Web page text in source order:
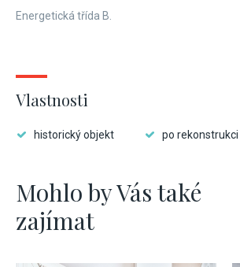
Energetická třída B.
Vlastnosti
historický objekt po rekonstrukci
Mohlo by Vás také
zajímat